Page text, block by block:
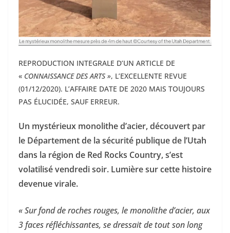
REPRODUCTION INTEGRALE D’UN ARTICLE DE
« CONNAISSANCE DES ARTS », L’EXCELLENTE REVUE
(01/12/2020). L’AFFAIRE DATE DE 2020 MAIS TOUJOURS
PAS ÉLUCIDÉE, SAUF ERREUR.
Un mystérieux monolithe d’acier, découvert par
le Département de la sécurité publique de l’Utah
dans la région de Red Rocks Country, s’est
volatilisé vendredi soir. Lumière sur cette histoire
devenue virale.
« Sur fond de roches rouges, le monolithe d’acier, aux
3 faces réfléchissantes, se dressait de tout son long